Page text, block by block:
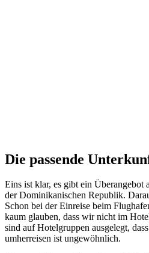
Die passende
Eins ist klar, es gibt ein
der Dominikanischen Republik.
Schon bei der Einreise beim
kaum glauben, dass wir nicht im
sind auf Hotelgruppen ausgelegt,
umherreisen ist ungewöhnlich.